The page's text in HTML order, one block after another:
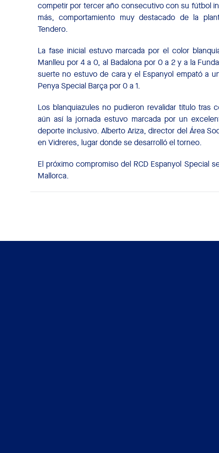
competir por tercer año consecutivo con su fútbol
más, comportamiento muy destacado de la
Tendero.
La fase inicial estuvo marcada por el color
Manlleu por 4 a 0, al Badalona por 0 a 2 y a la
suerte no estuvo de cara y el Espanyol empató a
Penya Special Barça por 0 a 1.
Los blanquiazules no pudieron revalidar título tras
aún así la jornada estuvo marcada por un
deporte inclusivo. Alberto Ariza, director del Área
en Vidreres, lugar donde se desarrolló el torneo.
El próximo compromiso del RCD Espanyol Special
Mallorca.